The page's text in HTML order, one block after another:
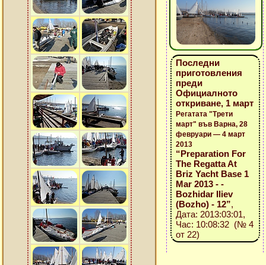
Последни
приготовления
преди
Официалното
откриване, 1 март
Регатата "Трети
март" във Варна, 28
февруари — 4 март
2013
“Preparation For
The Regatta At
Briz Yacht Base 1
Mar 2013 - -
Bozhidar Iliev
(Bozho) - 12”,
Дата: 2013:03:01,
Час: 10:08:32 (№ 4
от 22)